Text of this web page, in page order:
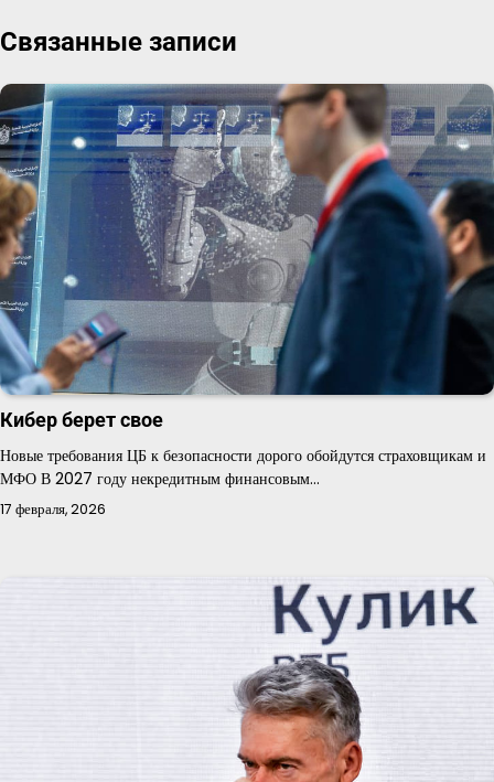
Связанные записи
Кибер берет свое
Новые требования ЦБ к безопасности дорого обойдутся страховщикам и
МФО В 2027 году некредитным финансовым…
17 февраля, 2026